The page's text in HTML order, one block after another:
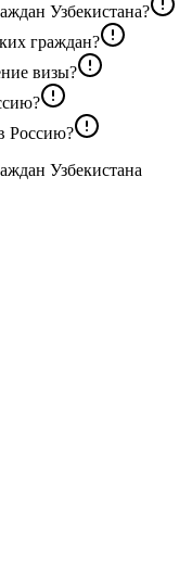
Узбекистана?
граждан?
визы?
Россию?
Узбекистана